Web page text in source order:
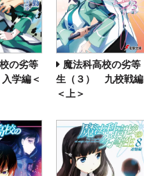
の劣等
学編＜
魔法科高校の劣等
生（３） 九校戦編
＜上＞